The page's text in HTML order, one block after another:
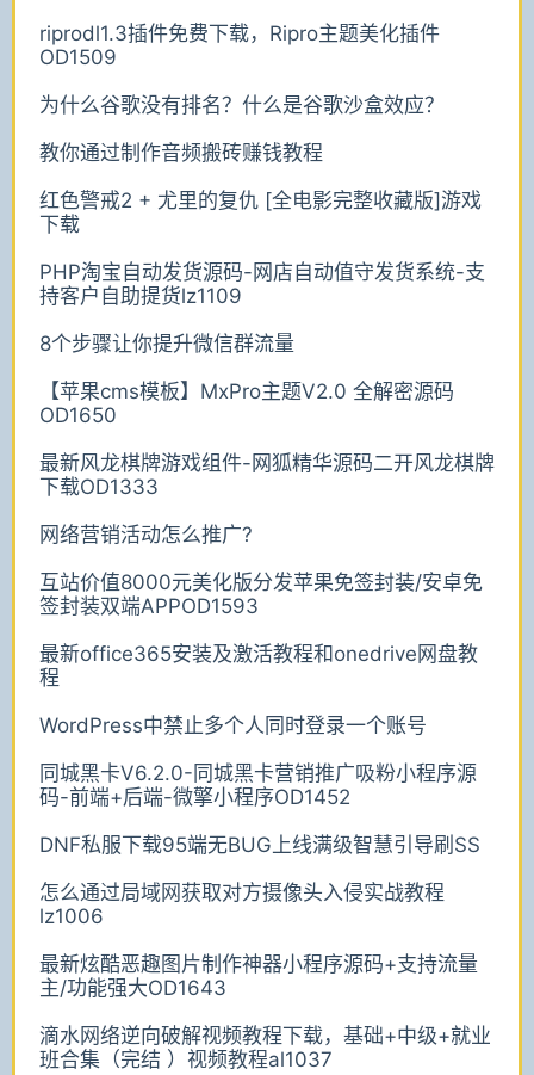
riprodl1.3插件免费下载，Ripro主题美化插件
OD1509
为什么谷歌没有排名？什么是谷歌沙盒效应？
教你通过制作音频搬砖赚钱教程
红色警戒2 + 尤里的复仇 [全电影完整收藏版]游戏
下载
PHP淘宝自动发货源码-网店自动值守发货系统-支
持客户自助提货lz1109
8个步骤让你提升微信群流量
【苹果cms模板】MxPro主题V2.0 全解密源码
OD1650
最新风龙棋牌游戏组件-网狐精华源码二开风龙棋牌
下载OD1333
网络营销活动怎么推广?
互站价值8000元美化版分发苹果免签封装/安卓免
签封装双端APPOD1593
最新office365安装及激活教程和onedrive网盘教
程
WordPress中禁止多个人同时登录一个账号
同城黑卡V6.2.0-同城黑卡营销推广吸粉小程序源
码-前端+后端-微擎小程序OD1452
DNF私服下载95端无BUG上线满级智慧引导刷SS
怎么通过局域网获取对方摄像头入侵实战教程
lz1006
最新炫酷恶趣图片制作神器小程序源码+支持流量
主/功能强大OD1643
滴水网络逆向破解视频教程下载，基础+中级+就业
班合集（完结 ）视频教程al1037